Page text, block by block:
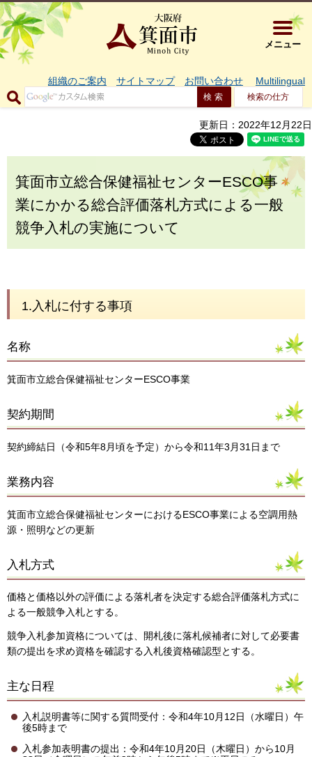
大阪府箕
メニュー
組織のご案内 サイトマップ お問い合わせ Multilingual
検索の仕方
更新日：2022年12月22日
箕面市立総合保健福祉センターESCO事
業にかかる総合評価落札方式による一般
競争入札の実施について
1.入札に付する事項
名称
箕面市立総合保健福祉センターESCO事業
契約期間
契約締結日（令和5年8月頃を予定）から令和11年3月31日まで
業務内容
箕面市立総合保健福祉センターにおけるESCO事業による空調用熱
源・照明などの更新
入札方式
価格と価格以外の評価による落札者を決定する総合評価落札方式に
よる一般競争入札とする。
競争入札参加資格については、開札後に落札候補者に対して必要書
類の提出を求め資格を確認する入札後資格確認型とする。
主な日程
入札説明書等に関する質問受付：令和4年10月12日（水曜日）午
後5時まで
入札参加表明書の提出：令和4年10月20日（木曜日）から10月